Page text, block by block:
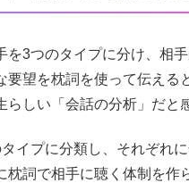
を3つのタイプに分け、相
要望を枕詞を使って伝える
らしい「会話の分析」だと
タイプに分類し、それぞれ
枕詞で相手に聴く体制を作